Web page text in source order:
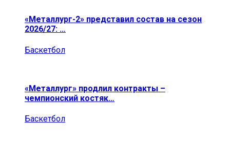
«Металлург-2» представил состав на сезон
2026/27: …
Баскетбол
«Металлург» продлил контракты –
чемпионский костяк…
Баскетбол